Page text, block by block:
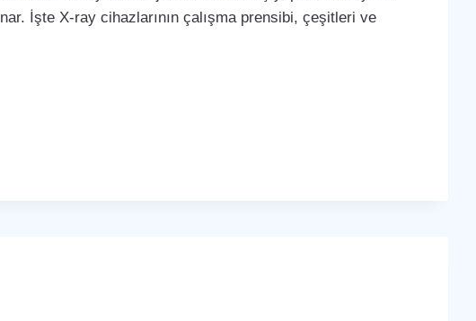
İşte X-ray cihazlarının çalışma prensibi, çeşitleri ve